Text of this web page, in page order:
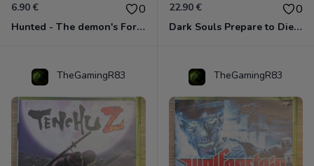
6.90 € 0
Hunted - The demon's Forge Xbox 360 (Complet CIB)
22.90 € 0
Dark Souls Prepare to Die Edition XBOX 360
TheGamingR83 TheGamingR83